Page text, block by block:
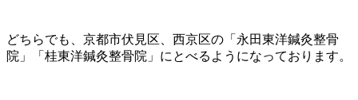
どちらでも、京都市伏見区、西京区の「永田東洋鍼灸整骨
院」「桂東洋鍼灸整骨院」にとべるようになっております。